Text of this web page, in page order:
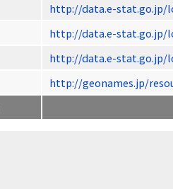
http://data.e-stat.go.jp/
http://data.e-stat.go.jp/
http://data.e-stat.go.jp/
http://geonames.jp/